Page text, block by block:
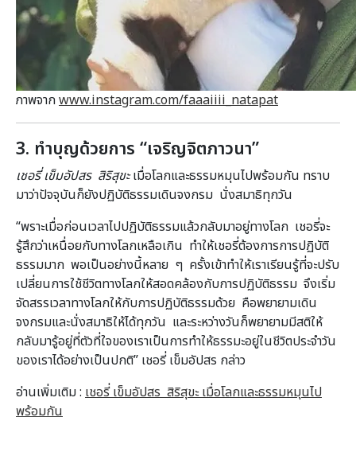
ภาพจากwww.instagram.com/faaaiiii_natapat
3. ทำบุญด้วยการ “เจริญจิตภาวนา”
เชอรี่ เข็มอัปสร สิริสุขะเมื่อโลกและธรรมหมุนไปพร้อมกัน ทราบ
มาว่าปัจจุบันก็ยังปฏิบัติธรรมเดินจงกรม นั่งสมาธิทุกวัน
“พราะเมื่อก่อนเวลาไปปฏิบัติธรรมแล้วกลับมาอยู่ทางโลก เชอรี่จะ
รู้สึกว่าเหนื่อยกับทางโลกเหลือเกิน ทำให้เชอรี่ต้องการการปฏิบัติ
ธรรมมาก พอเป็นอย่างนี้หลาย ๆ ครั้งเข้าทำให้เราเรียนรู้ที่จะปรับ
เปลี่ยนการใช้ชีวิตทางโลกให้สอดคล้องกับการปฏิบัติธรรม จึงเริ่ม
จัดสรรเวลาทางโลกให้กับการปฏิบัติธรรมด้วย คือพยายามเดิน
จงกรมและนั่งสมาธิให้ได้ทุกวัน และระหว่างวันก็พยายามมีสติให้
กลับมารู้อยู่ที่ตัวที่ใจของเราเป็นการทำให้ธรรมะอยู่ในชีวิตประจำวัน
ของเราได้อย่างเป็นปกติ” เชอรี่ เข็มอัปสร กล่าว
อ่านเพิ่มเติม : เชอรี่ เข็มอัปสร สิริสุขะ เมื่อโลกและธรรมหมุนไป
พร้อมกัน